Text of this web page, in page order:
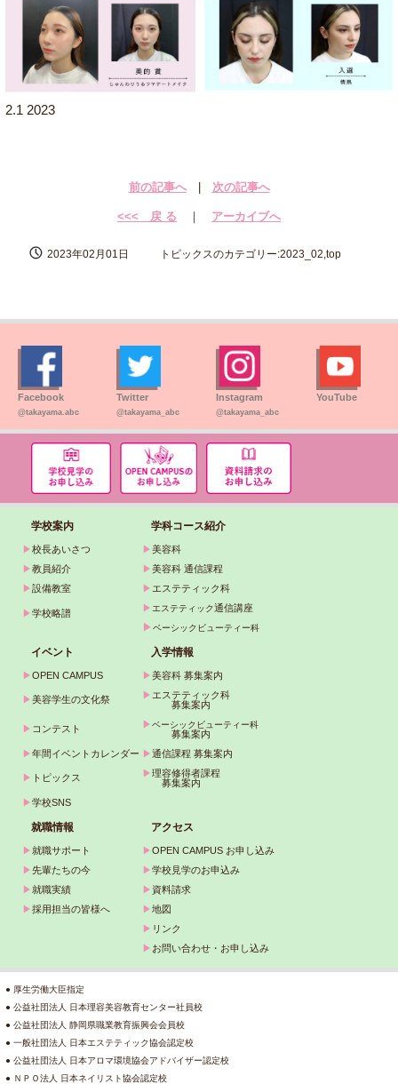
2.1 2023
前の記事へ| 次の記事へ
<<< 戻 る ｜ アーカイブへ
2023年02月01日 トピックスのカテゴリー:2023_02,top
Facebook
@takayama.abc
Twitter
@takayama_abc
Instagram
@takayama_abc
YouTube
学校案内 学科コース紹介
▶校長あいさつ ▶美容科
▶教員紹介 ▶美容科 通信課程
▶設備教室 ▶ エステティック科
▶学校略譜 ▶ エステティック通信講座
▶ベーシックビューティー科
イベント 入学情報
▶OPEN CAMPUS ▶美容科 募集案内
▶美容学生の文化祭 ▶ エステティック科
募集案内
▶ コンテスト ▶ベーシックビューティー科
募集案内
▶年間イベントカレンダー ▶通信課程 募集案内
▶ トピックス ▶理容修得者課程
募集案内
▶学校SNS
就職情報 アクセス
▶就職サポート ▶OPEN CAMPUS お申し込み
▶先輩たちの今 ▶学校見学のお申込み
▶就職実績 ▶ 資料請求
▶採用担当の皆様へ ▶地図
▶ リンク
▶ お問い合わせ・お申し込み
● 厚生労働大臣指定
● 公益社団法人 日本理容美容教育センター社員校
● 公益社団法人 静岡県職業教育振興会会員校
● 一般社団法人 日本エステティック協会認定校
● 公益社団法人 日本アロマ環境協会アドバイザー認定校
● ＮＰＯ法人 日本ネイリスト協会認定校